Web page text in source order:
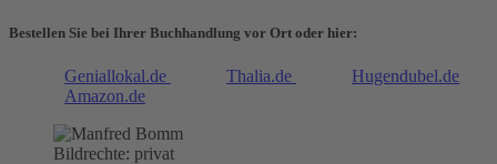
Bestellen Sie bei Ihrer Buchhandlung vor Ort oder hier:
Geniallokal.de Thalia.de
Hugendubel.de
Amazon.de
Bildrechte: privat